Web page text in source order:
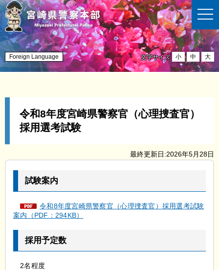
t
o
g
l
e
n
a
v
Foreign Language 文字サイズ 小 中 大
令和8年度宮崎県警察官（心理捜査官）
採用選考試験
最終更新日:2026年5月28日
試験案内
令和8年度宮崎県警察官（心理捜査官）採用選考試験
案内（PDF：294KB）
採用予定数
2名程度